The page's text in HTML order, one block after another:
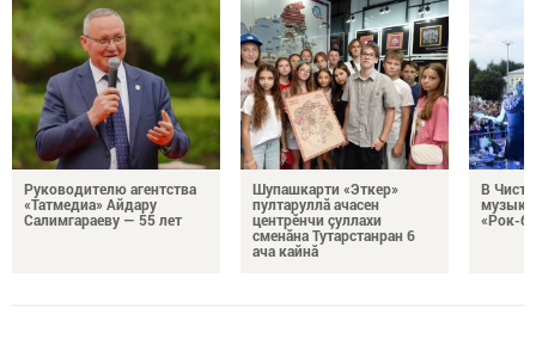
Руководителю агентства
«Татмедиа» Айдару
Салимгараеву — 55 лет
Шупашкарти «Эткер»
пултаруллă ачасен
центрӗнчи çуллахи
сменăна Тутарстанран 6
ача кайнă
В
«Рок-